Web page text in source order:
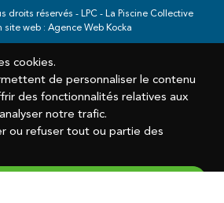
droits réservés - LPC - La Piscine Collective
site web : Agence Web Kocka
cookies.
de personnaliser le contenu
des fonctionnalités relatives aux
notre trafic.
ou refuser tout ou partie des